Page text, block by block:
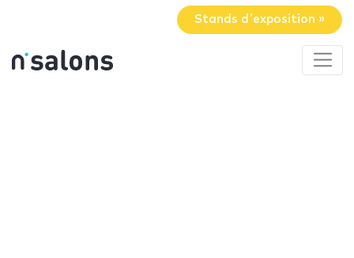
Stands d'exposition »